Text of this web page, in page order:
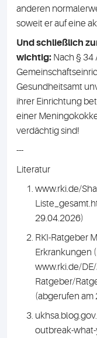
anderen
soweit er auf eine
Und schließlich
wichtig: Nach § 34
Gesundheitsamt
ihrer Einrichtung
einer
verdächtig sind!
---
Literatur
www.rki.de/
29.04.2026)
RKI-Ratgeber
Erkrankungen
www.rki.de/
Ratgeber/
(abgerufen am
outbreak-